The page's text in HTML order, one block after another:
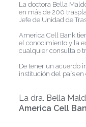
La doctora Bella
en más de 200
Jefe de Unidad de
America Cell Bank
el conocimiento y la
cualquier consulta o
De tener un acuerdo
institución del país
La dra. Bella
America Cell